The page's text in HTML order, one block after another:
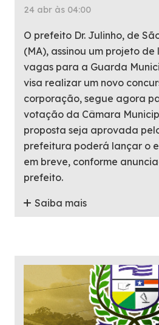
24 abr às 04:00
O prefeito Dr. Julinho, de
(MA), assinou um projeto de
vagas para a Guarda
visa realizar um novo
corporação, segue agora
votação da Câmara
proposta seja aprovada
prefeitura poderá lançar o
em breve, conforme
prefeito.
Saiba mais